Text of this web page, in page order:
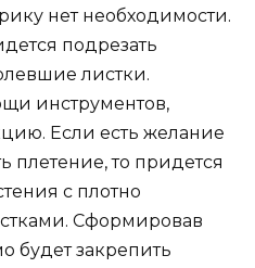
нет необходимости.
подрезать
листки.
инструментов,
Если есть желание
плетение, то придется
с плотно
Сформировав
будет закрепить